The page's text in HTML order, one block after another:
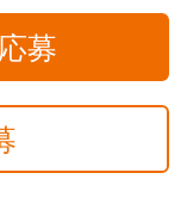
募